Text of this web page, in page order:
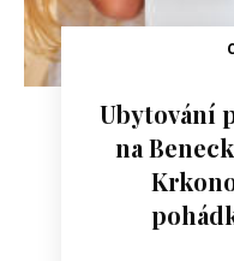
Ubytování
na